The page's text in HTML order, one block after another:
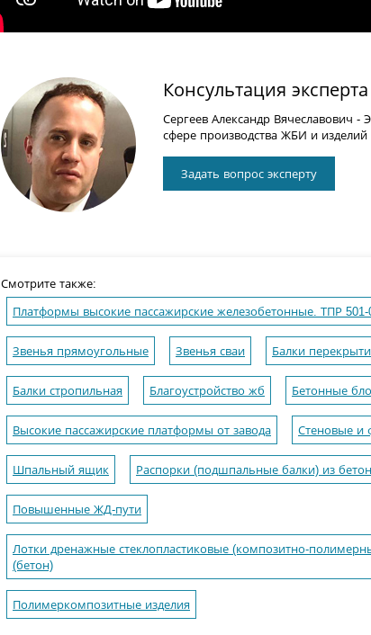
Консультация эксперта
Сергеев Александр Вячеславович -
сфере производства ЖБИ и изделий
Задать вопрос эксперту
Смотрите также:
Платформы высокие пассажирские железобетонные. ТПР 501-
Звенья прямоугольные Звенья сваи Балки
Балки стропильная Благоустройство жб Бетонные
Высокие пассажирские платформы от завода Стеновые и
Шпальный ящик Распорки (подшпальные балки) из
Повышенные ЖД-пути
Лотки дренажные стеклопластиковые (композитно-
(бетон)
Полимеркомпозитные изделия